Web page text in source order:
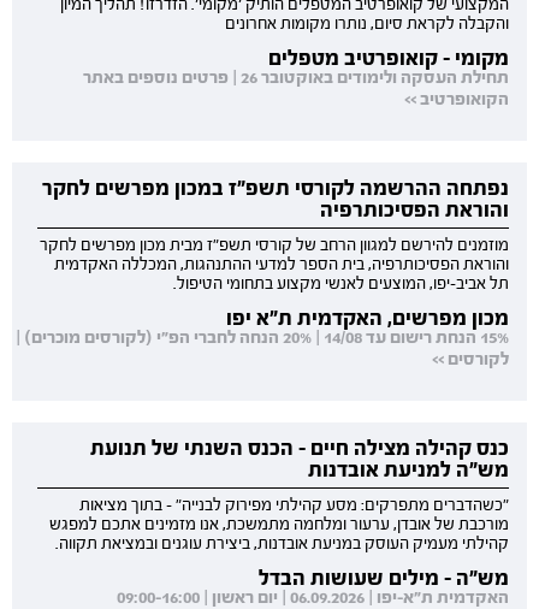
המקצועי של קואופרטיב המטפלים הותיק 'מקומי'. הזדרזו! תהליך המיון
והקבלה לקראת סיום, נותרו מקומות אחרונים
מקומי - קואופרטיב מטפלים
תחילת העסקה ולימודים באוקטובר 26 | פרטים נוספים באתר
הקואופרטיב >>
נפתחה ההרשמה לקורסי תשפ"ז במכון מפרשים לחקר
והוראת הפסיכותרפיה
מוזמנים להירשם למגוון הרחב של קורסי תשפ"ז מבית מכון מפרשים לחקר
והוראת הפסיכותרפיה, בית הספר למדעי ההתנהגות, המכללה האקדמית
תל אביב-יפו, המוצעים לאנשי מקצוע בתחומי הטיפול.
מכון מפרשים, האקדמית ת"א יפו
15% הנחת רישום עד 14/08 | 20% הנחה לחברי הפ"י (לקורסים מוכרים) |
לקורסים >>
כנס קהילה מצילה חיים - הכנס השנתי של תנועת
מש"ה למניעת אובדנות
"כשהדברים מתפרקים: מסע קהילתי מפירוק לבנייה" - בתוך מציאות
מורכבת של אובדן, ערעור ומלחמה מתמשכת, אנו מזמינים אתכם למפגש
קהילתי מעמיק העוסק במניעת אובדנות, ביצירת עוגנים ובמציאת תקווה.
מש"ה - מילים שעושות הבדל
האקדמית ת"א-יפו | 06.09.2026 | יום ראשון | 09:00-16:00